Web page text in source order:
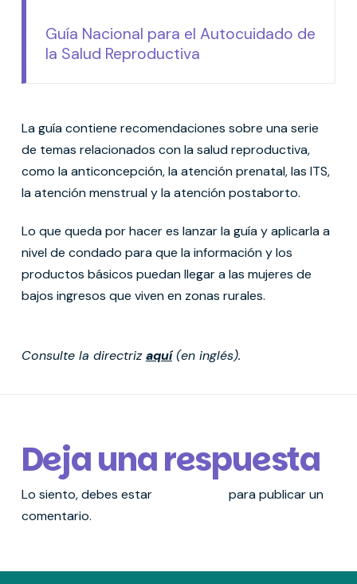
Guía Nacional para el Autocuidado de
la Salud Reproductiva
La guía contiene recomendaciones sobre una serie
de temas relacionados con la salud reproductiva,
como la anticoncepción, la atención prenatal, las ITS,
la atención menstrual y la atención postaborto.
Lo que queda por hacer es lanzar la guía y aplicarla a
nivel de condado para que la información y los
productos básicos puedan llegar a las mujeres de
bajos ingresos que viven en zonas rurales.
Consulte la directrizaquí(en inglés).
Deja una respuesta
Lo siento, debes estar
para publicar un
comentario.